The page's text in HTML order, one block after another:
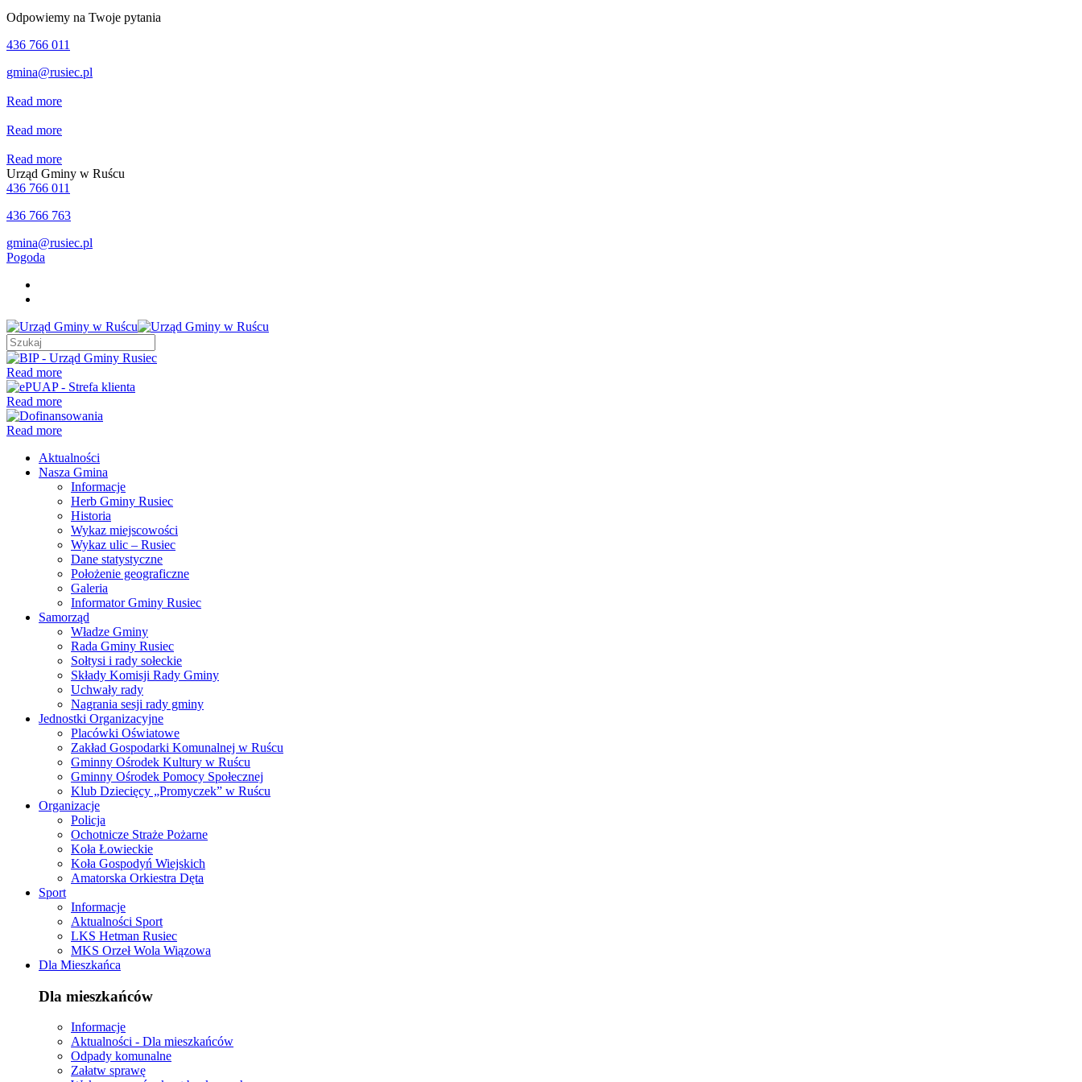
Odpowiemy na Twoje pytania
436 766 011
gmina@rusiec.pl
Read more
Read more
Read more
Urząd Gminy w Ruścu
436 766 011
436 766 763
gmina@rusiec.pl
Pogoda
Read more
Read more
Read more
Aktualności
Nasza Gmina
Informacje
Herb Gminy Rusiec
Historia
Wykaz miejscowości
Wykaz ulic – Rusiec
Dane statystyczne
Położenie geograficzne
Galeria
Informator Gminy Rusiec
Samorząd
Władze Gminy
Rada Gminy Rusiec
Sołtysi i rady sołeckie
Składy Komisji Rady Gminy
Uchwały rady
Nagrania sesji rady gminy
Jednostki Organizacyjne
Placówki Oświatowe
Zakład Gospodarki Komunalnej w Ruścu
Gminny Ośrodek Kultury w Ruścu
Gminny Ośrodek Pomocy Społecznej
Klub Dziecięcy „Promyczek” w Ruścu
Organizacje
Policja
Ochotnicze Straże Pożarne
Koła Łowieckie
Koła Gospodyń Wiejskich
Amatorska Orkiestra Dęta
Sport
Informacje
Aktualności Sport
LKS Hetman Rusiec
MKS Orzeł Wola Wiązowa
Dla Mieszkańca
Dla mieszkańców
Informacje
Aktualności - Dla mieszkańców
Odpady komunalne
Załatw sprawę